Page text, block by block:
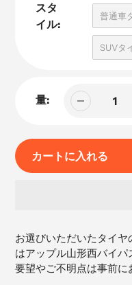
スタ
イル:
普通車
SUVタ
量:
カートに入れる
ー
ト
に
商
お選びいただいたタイ
はアップル山形西バイパ
要望やご不明点は事前に